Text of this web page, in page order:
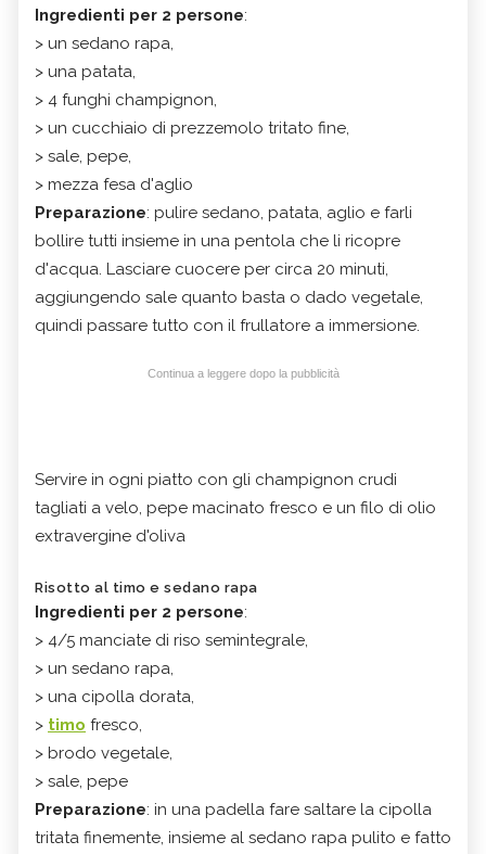
Ingredienti per 2 persone:
> un sedano rapa,
> una patata,
> 4 funghi champignon,
> un cucchiaio di prezzemolo tritato fine,
> sale, pepe,
> mezza fesa d'aglio
Preparazione: pulire sedano, patata, aglio e farli
bollire tutti insieme in una pentola che li ricopre
d'acqua. Lasciare cuocere per circa 20 minuti,
aggiungendo sale quanto basta o dado vegetale,
quindi passare tutto con il frullatore a immersione.
Continua a leggere dopo la pubblicità
Servire in ogni piatto con gli champignon crudi
tagliati a velo, pepe macinato fresco e un filo di olio
extravergine d'oliva
Risotto al timo e sedano rapa
Ingredienti per 2 persone:
> 4/5 manciate di riso semintegrale,
> un sedano rapa,
> una cipolla dorata,
> timo fresco,
> brodo vegetale,
> sale, pepe
Preparazione: in una padella fare saltare la cipolla
tritata finemente, insieme al sedano rapa pulito e fatto